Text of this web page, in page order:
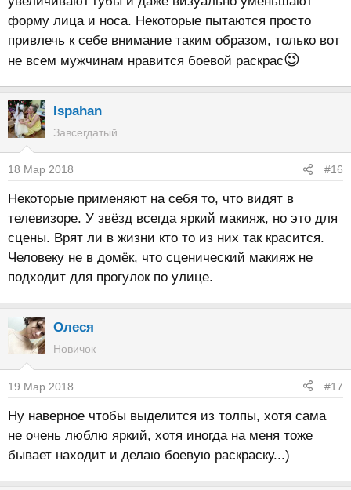
форму лица и носа. Некоторые пытаются просто
привлечь к себе внимание таким образом, только вот
не всем мужчинам нравится боевой раскрас😉
Ispahan
Завсегдатый
18 Мар 2018 #16
Некоторые применяют на себя то, что видят в
телевизоре. У звёзд всегда яркий макияж, но это для
сцены. Врят ли в жизни кто то из них так красится.
Человеку не в домёк, что сценический макияж не
подходит для прогулок по улице.
Олеся
Новичок
19 Мар 2018 #17
Ну наверное чтобы выделится из толпы, хотя сама
не очень люблю яркий, хотя иногда на меня тоже
бывает находит и делаю боевую раскраску...)